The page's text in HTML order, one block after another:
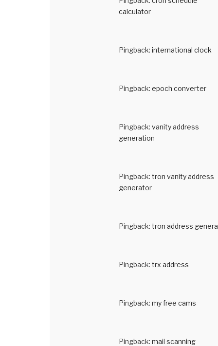
calculator
Pingback: international clock
Pingback: epoch converter
Pingback: vanity address
generation
Pingback: tron vanity address
generator
Pingback: tron address
Pingback: trx address
Pingback: my free cams
Pingback: mail scanning